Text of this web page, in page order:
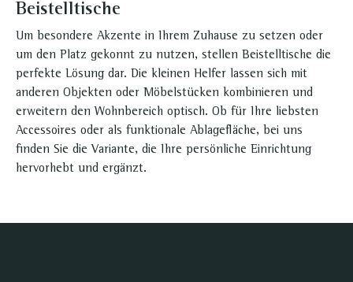
Beistelltische
Um besondere Akzente in Ihrem Zuhause zu setzen oder
um den Platz gekonnt zu nutzen, stellen Beistelltische die
perfekte Lösung dar. Die kleinen Helfer lassen sich mit
anderen Objekten oder Möbelstücken kombinieren und
erweitern den Wohnbereich optisch. Ob für Ihre liebsten
Accessoires oder als funktionale Ablagefläche, bei uns
finden Sie die Variante, die Ihre persönliche Einrichtung
hervorhebt und ergänzt.